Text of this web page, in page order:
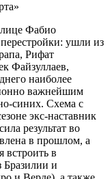
Фабио
ушли из
Рифат
Файзуллаев,
наиболее
важнейшим
синих. Схема с
экс-наставник
результат во
в прошлом, а
встроить в
Бразилии и